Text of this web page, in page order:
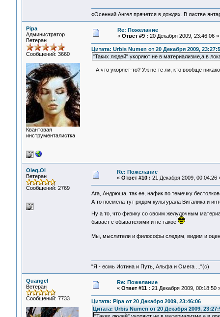
«Осенний Ангел прячется в дождях. В листве
Pipa
Администратор
Ветеран
Сообщений: 3660
Квантовая
инструменталистка
Re: Пожелание
« Ответ #9 : 20 Декабря 2009, 23:46:06 »
Цитата: Urbis Numen от 20 Декабря 2009,
"Таких людей" укоряют не в материализме,а в
А что укоряет-то? Уж не те ли, кто вообще
Oleg.Ol
Ветеран
Сообщений: 2769
Re: Пожелание
« Ответ #10 : 21 Декабря 2009, 00:04:26
Ага, Андрюша, так ее, нафик по темечку
А то посмела тут рядом культурала Виталика и
Ну а то, что физику со своим желудочным
бывает с обывателями и не такое
Мы, мыслители и философы следим, видим и
"Я - есмь Истина и Путь, Альфа и Омега ..."(с)
Quangel
Ветеран
Сообщений: 7733
Re: Пожелание
« Ответ #11 : 21 Декабря 2009, 00:18:50
Цитата: Pipa от 20 Декабря 2009, 23:46:06
Цитата: Urbis Numen от 20 Декабря 2009,